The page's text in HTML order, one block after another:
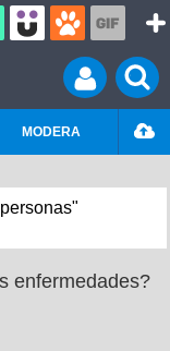
MODERA
enfermedades?